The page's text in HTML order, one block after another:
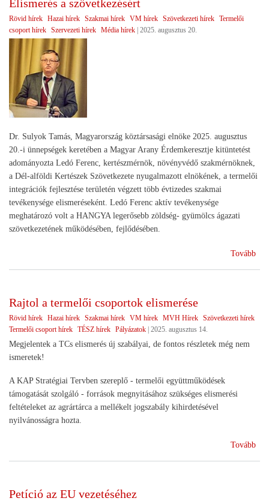
Elismerés a szövetkezésért
Rövid hírek Hazai hírek Szakmai hírek VM hírek Szövetkezeti hírek Termelői
csoport hírek Szervezeti hírek Média hírek 2025. augusztus 20.
Dr. Sulyok Tamás, Magyarország köztársasági elnöke 2025. augusztus
20.-i ünnepségek keretében a Magyar Arany Érdemkeresztje kitüntetést
adományozta Ledó Ferenc, kertészmérnök, növényvédő szakmérnöknek,
a Dél-alföldi Kertészek Szövetkezete nyugalmazott elnökének, a termelői
integrációk fejlesztése területén végzett több évtizedes szakmai
tevékenysége elismeréseként. Ledó Ferenc aktív tevékenysége
meghatározó volt a HANGYA legerősebb zöldség- gyümölcs ágazati
szövetkezetének működésében, fejlődésében.
Tovább
Rajtol a termelői csoportok elismerése
Rövid hírek Hazai hírek Szakmai hírek VM hírek MVH Hírek Szövetkezeti hírek
Termelői csoport hírek TÉSZ hírek Pályázatok 2025. augusztus 14.
Megjelentek a TCs elismerés új szabályai, de fontos részletek még nem
ismeretek!
A KAP Stratégiai Tervben szereplő - termelői együttműködések
támogatását szolgáló - források megnyitásához szükséges elismerési
feltételeket az agrártárca a mellékelt jogszabály kihirdetésével
nyilvánosságra hozta.
Tovább
Petíció az EU vezetéséhez